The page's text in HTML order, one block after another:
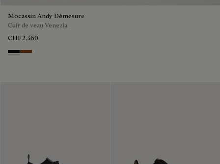
Mocassin Andy Démesure
Cuir de veau Venezia
CHF2,360
NERO GRIGIO
Cacao Intenso